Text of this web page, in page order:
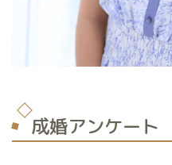
成婚アンケート